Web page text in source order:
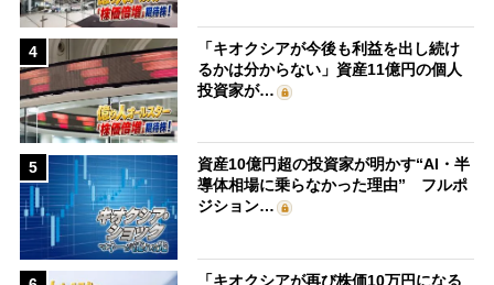
4
「キオクシアが今後も利益を出し続け
るかは分からない」資産11億円の個人
投資家が…
5
資産10億円超の投資家が明かす“AI・半
導体相場に乗らなかった理由” フルポ
ジション…
「キオクシアが再び株価10万円になる